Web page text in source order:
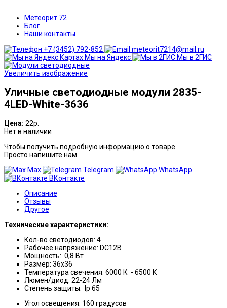
Метеорит 72
Блог
Наши контакты
+7 (3452) 792-852
meteorit7214@mail.ru
Мы на Яндекс
Мы в 2ГИС
Увеличить изображение
Уличные светодиодные модули 2835-
4LED-White-3636
Цена: 22р.
Нет в наличии
Чтобы получить подробную информацию о товаре
Просто напишите нам
Max
Telegram
WhatsApp
ВКонтакте
Описание
Отзывы
Другое
Технические характеристики:
Кол-во светодиодов: 4
Рабочее напряжение: DC12B
Мощность: 0,8 Вт
Размер: 36х36
Температура свечения: 6000 К - 6500 К
Люмен/диод: 22-24 Лм
Степень защиты: Ip 65
Угол освещения: 160 градусов